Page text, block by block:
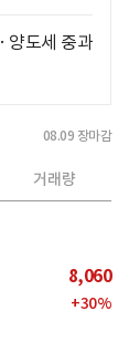
양도세 중과
08.09 장마감
거래량
8,060
+30%